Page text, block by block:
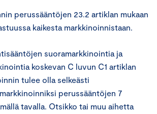
perussääntöjen 23.2 artiklan mukaan
kaikesta markkinoinnistaan.
suoramarkkinointia ja
koskevan C luvun C1 artiklan
tulee olla selkeästi
perussääntöjen 7
tavalla. Otsikko tai muu aihetta